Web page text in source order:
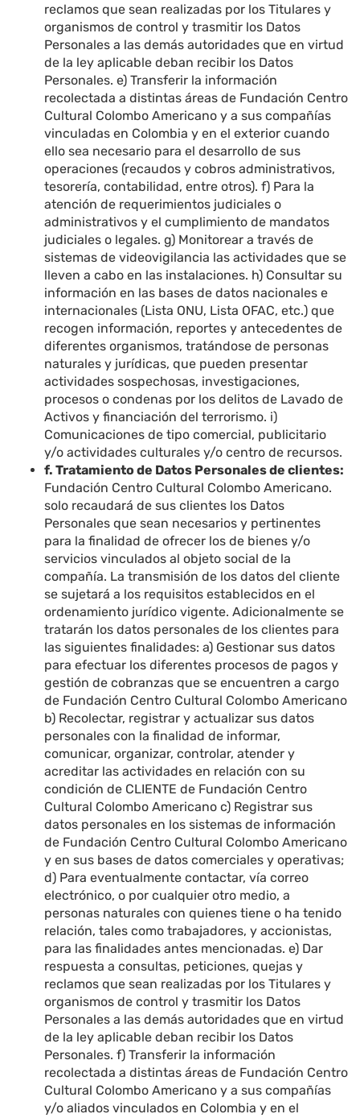
reclamos que sean realizadas por los Titulares y
organismos de control y trasmitir los Datos
Personales a las demás autoridades que en virtud
de la ley aplicable deban recibir los Datos
Personales. e) Transferir la información
recolectada a distintas áreas de Fundación Centro
Cultural Colombo Americano y a sus compañías
vinculadas en Colombia y en el exterior cuando
ello sea necesario para el desarrollo de sus
operaciones (recaudos y cobros administrativos,
tesorería, contabilidad, entre otros). f) Para la
atención de requerimientos judiciales o
administrativos y el cumplimiento de mandatos
judiciales o legales. g) Monitorear a través de
sistemas de videovigilancia las actividades que se
lleven a cabo en las instalaciones. h) Consultar su
información en las bases de datos nacionales e
internacionales (Lista ONU, Lista OFAC, etc.) que
recogen información, reportes y antecedentes de
diferentes organismos, tratándose de personas
naturales y jurídicas, que pueden presentar
actividades sospechosas, investigaciones,
procesos o condenas por los delitos de Lavado de
Activos y financiación del terrorismo. i)
Comunicaciones de tipo comercial, publicitario
y/o actividades culturales y/o centro de recursos.
f. Tratamiento de Datos Personales de clientes:
Fundación Centro Cultural Colombo Americano.
solo recaudará de sus clientes los Datos
Personales que sean necesarios y pertinentes
para la finalidad de ofrecer los de bienes y/o
servicios vinculados al objeto social de la
compañía. La transmisión de los datos del cliente
se sujetará a los requisitos establecidos en el
ordenamiento jurídico vigente. Adicionalmente se
tratarán los datos personales de los clientes para
las siguientes finalidades: a) Gestionar sus datos
para efectuar los diferentes procesos de pagos y
gestión de cobranzas que se encuentren a cargo
de Fundación Centro Cultural Colombo Americano
b) Recolectar, registrar y actualizar sus datos
personales con la finalidad de informar,
comunicar, organizar, controlar, atender y
acreditar las actividades en relación con su
condición de CLIENTE de Fundación Centro
Cultural Colombo Americano c) Registrar sus
datos personales en los sistemas de información
de Fundación Centro Cultural Colombo Americano
y en sus bases de datos comerciales y operativas;
d) Para eventualmente contactar, vía correo
electrónico, o por cualquier otro medio, a
personas naturales con quienes tiene o ha tenido
relación, tales como trabajadores, y accionistas,
para las finalidades antes mencionadas. e) Dar
respuesta a consultas, peticiones, quejas y
reclamos que sean realizadas por los Titulares y
organismos de control y trasmitir los Datos
Personales a las demás autoridades que en virtud
de la ley aplicable deban recibir los Datos
Personales. f) Transferir la información
recolectada a distintas áreas de Fundación Centro
Cultural Colombo Americano y a sus compañías
y/o aliados vinculados en Colombia y en el